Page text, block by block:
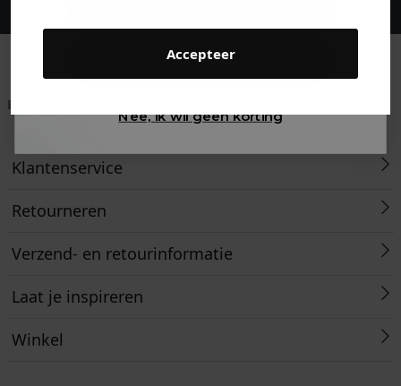
Accepteer
Betaal achteraf met
is morgen in huis!*
ons met een 9,6!
Klantenservice
Retourneren
Verzend- en retourinformatie
Laat je inspireren
Winkel
Gewoon rondkijken
Nee, ik wil geen korting